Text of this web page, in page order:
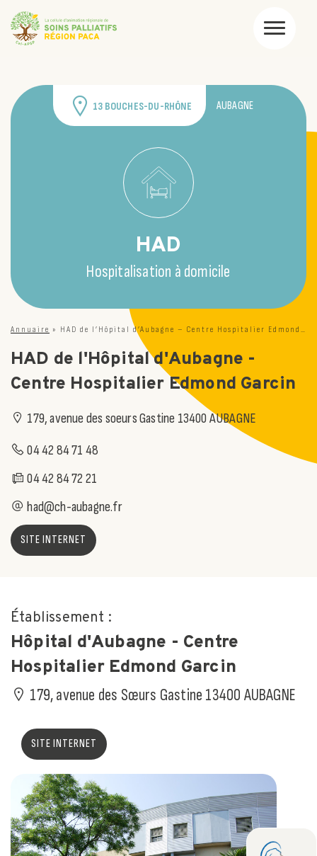
13 BOUCHES-DU-RHÔNE AUBAGNE
HAD
Hospitalisation à domicile
Annuaire » HAD de l’Hôpital d’Aubagne – Centre Hospitalier Edmond Garcin
HAD de l'Hôpital d'Aubagne -
Centre Hospitalier Edmond Garcin
179, avenue des soeurs Gastine 13400 AUBAGNE
04 42 84 71 48
04 42 84 72 21
had@ch-aubagne.fr
SITE INTERNET
Établissement :
Hôpital d'Aubagne - Centre
Hospitalier Edmond Garcin
179, avenue des Sœurs Gastine 13400 AUBAGNE
SITE INTERNET